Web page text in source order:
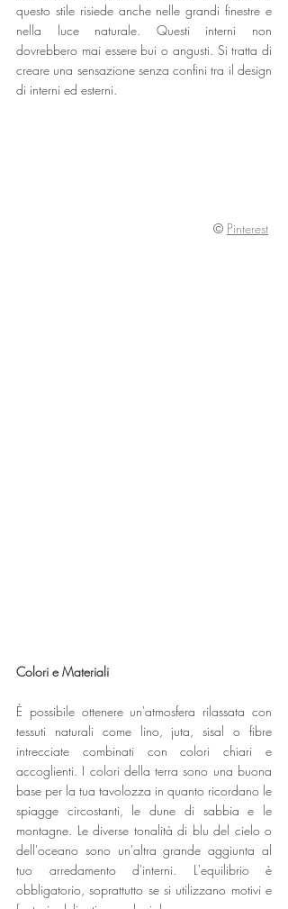
questo stile risiede anche nelle grandi finestre e
nella luce naturale. Questi interni non
dovrebbero mai essere bui o angusti. Si tratta di
creare una sensazione senza confini tra il design
di interni ed esterni.
  ©
Pinterest
Colori e Materiali
È possibile ottenere un'atmosfera rilassata con
tessuti naturali come lino, juta, sisal o fibre
intrecciate combinati con colori chiari e
accoglienti. I colori della terra sono una buona
base per la tua tavolozza in quanto ricordano le
spiagge circostanti, le dune di sabbia e le
montagne. Le diverse tonalità di blu del cielo o
dell'oceano sono un'altra grande aggiunta al
tuo arredamento d'interni. L'equilibrio è
obbligatorio, soprattutto se si utilizzano motivi e